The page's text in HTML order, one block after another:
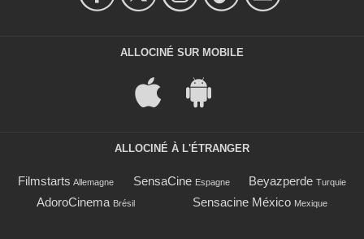
ALLOCINÉ SUR MOBILE
ALLOCINÉ À L'ÉTRANGER
Filmstarts Allemagne SensaCine Espagne Beyazperde Turquie
AdoroCinema Brésil Sensacine México Mexique